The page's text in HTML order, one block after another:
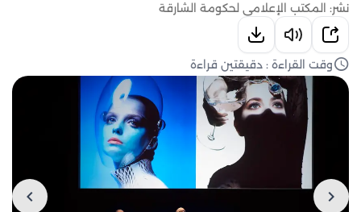
نشر: المكتب الإعلامي لحكومة الشارقة
وقت القراءة : دقيقتين قراءة